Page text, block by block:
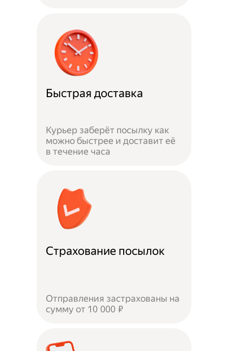
Быстрая доставка
Курьер заберёт посылку как
можно быстрее и доставит её
в течение часа
Страхование посылок
Отправления застрахованы на
сумму от 10 000 ₽